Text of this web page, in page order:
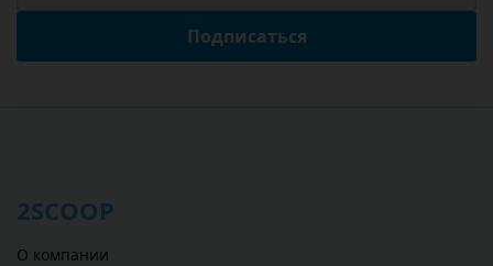
Подписаться
2SCOOP
О компании